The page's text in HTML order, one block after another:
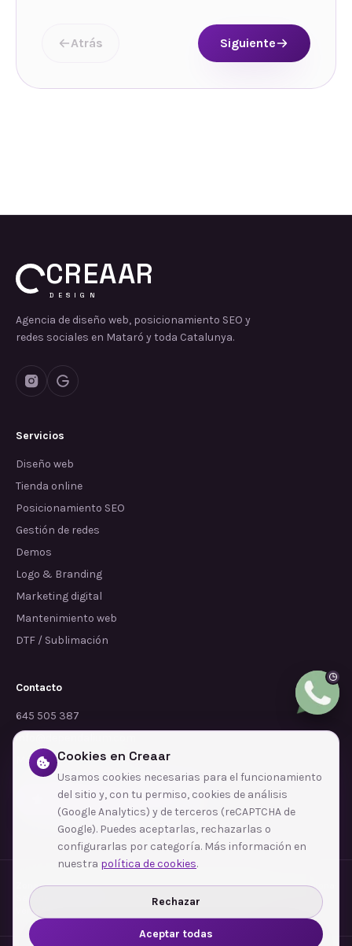
Atrás Siguiente
CREAAR
DESIGN
Agencia de diseño web, posicionamiento SEO y
redes sociales en Mataró y toda Catalunya.
Servicios
Diseño web
Tienda online
Posicionamiento SEO
Gestión de redes
Demos
Logo & Branding
Marketing digital
Mantenimiento web
DTF / Sublimación
Contacto
645 505 387
info@dependalium.com
Mataró (Barcelona)
Déjanos tu reseña en Google
Zonas de cobertura·Barcelona·L'Hospitalet de Llobregat·Terrassa·Badalona
Sabadell
Santa Coloma de Gramenet
Ver todas las zonas →
Cookies en Creaar
Usamos cookies necesarias para el funcionamiento
del sitio y, con tu permiso, cookies de análisis
(Google Analytics) y de terceros (reCAPTCHA de
Google). Puedes aceptarlas, rechazarlas o
configurarlas por categoría. Más información en
nuestra política de cookies.
Rechazar
Aceptar todas